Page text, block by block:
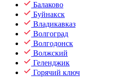
Балаково
Буйнакск
Владикавказ
Волгоград
Волгодонск
Волжский
Геленджик
Горячий ключ